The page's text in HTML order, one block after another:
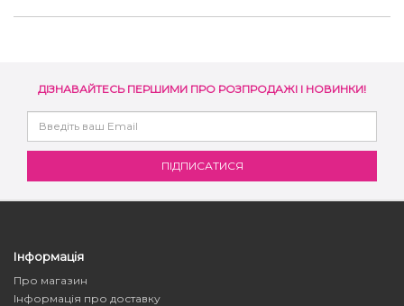
ДІЗНАВАЙТЕСЬ ПЕРШИМИ ПРО РОЗПРОДАЖІ І НОВИНКИ!
Інформація
Про магазин
Інформація про доставку